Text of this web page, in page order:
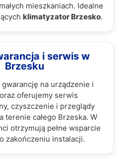
mieszkaniach. Idealne
klimatyzator Brzesko.
i serwis w
Brzesku
gwarancję na urządzenie i
oferujemy serwis
czyszczenie i przeglądy
terenie całego Brzeska. W
otrzymują pełne wsparcie
zakończeniu instalacji.